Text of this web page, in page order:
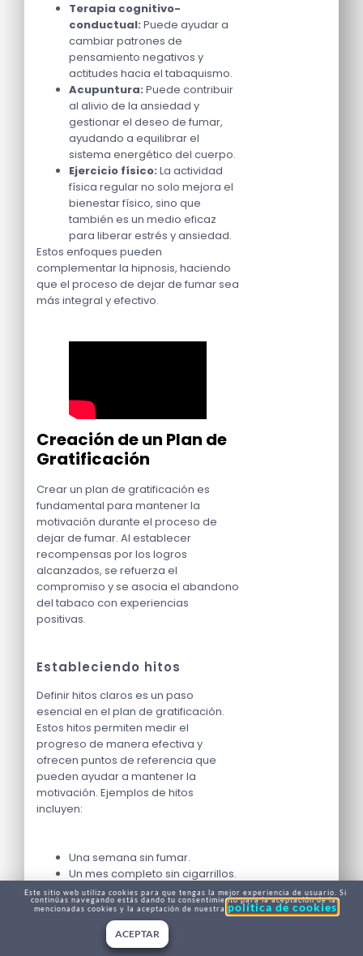
Terapia cognitivo-
conductual: Puede ayudar a
cambiar patrones de
pensamiento negativos y
actitudes hacia el tabaquismo.
Acupuntura: Puede contribuir
al alivio de la ansiedad y
gestionar el deseo de fumar,
ayudando a equilibrar el
sistema energético del cuerpo.
Ejercicio físico: La actividad
física regular no solo mejora el
bienestar físico, sino que
también es un medio eficaz
para liberar estrés y ansiedad.
Estos enfoques pueden
complementar la hipnosis, haciendo
que el proceso de dejar de fumar sea
más integral y efectivo.
Creación de un Plan de
Gratificación
Crear un plan de gratificación es
fundamental para mantener la
motivación durante el proceso de
dejar de fumar. Al establecer
recompensas por los logros
alcanzados, se refuerza el
compromiso y se asocia el abandono
del tabaco con experiencias
positivas.
Estableciendo hitos
Definir hitos claros es un paso
esencial en el plan de gratificación.
Estos hitos permiten medir el
progreso de manera efectiva y
ofrecen puntos de referencia que
pueden ayudar a mantener la
motivación. Ejemplos de hitos
incluyen:
Una semana sin fumar.
Un mes completo sin cigarrillos.
Reducción progresiva del
consumo antes de la hipnosis,
si es aplicable.
Eventos significativos, como
Este sitio web utiliza cookies para que tengas la mejor experiencia de usuario. Si
continúas navegando estás dando tu consentimiento para la aceptación de las
mencionadas cookies y la aceptación de nuestra política de cookies
ACEPTAR